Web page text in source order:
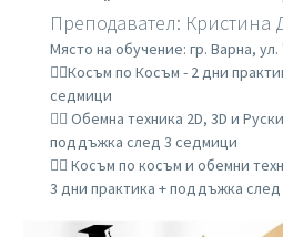
Преподавател: Кристина
Място на обучение: гр. Варна,
👉🏼Косъм по Косъм - 2 дни
седмици
👉🏼 Обемна техника 2D, 3D и
поддъжка след 3 седмици
👉🏼 Косъм по косъм и обемни
3 дни практика + поддъжка